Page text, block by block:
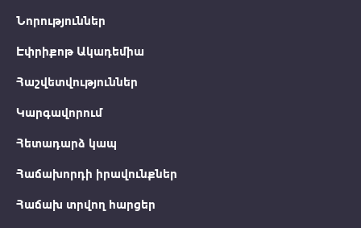
Նորություններ
Էփրիքոթ Ակադեմիա
Հաշվետվություններ
Կարգավորում
Հետադարձ կապ
Հաճախորդի իրավունքներ
Հաճախ տրվող հարցեր